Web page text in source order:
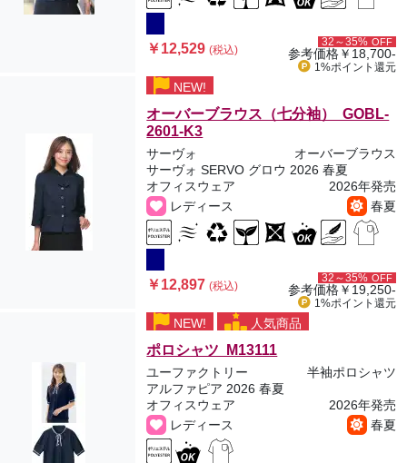
￥12,529(税込)
32～35% OFF
参考価格￥18,700-
1%ポイント 還元
NEW!
オーバーブラウス（七分袖） GOBL-
2601-K3
サーヴォ
オーバーブラウス
サーヴォ SERVO グロウ 2026 春夏
オフィスウェア
2026年発売
レディース
春夏
￥12,897(税込)
32～35% OFF
参考価格￥19,250-
1%ポイント 還元
NEW! 人気商品
ポロシャツ M13111
ユーファクトリー
半袖ポロシャツ
アルファピア 2026 春夏
オフィスウェア
2026年発売
レディース
春夏